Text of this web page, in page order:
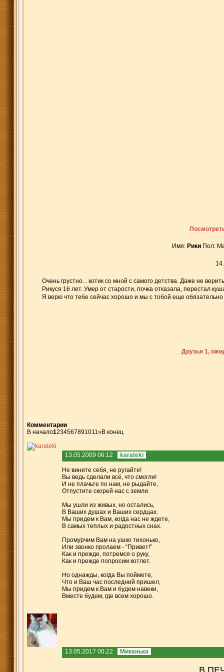
Имя: Рики Пол:
Очень грустно... котик со мной с самого детства. Даже не
Рикуся 16 лет. Умер от старости, почка отказала, перестал
Я верю что тебе сейчас хорошо и мы с тобой еще обязательно
Друзья 1,
Комментарии
В начало1234567891011»В конец
13.05.2009 06:12 karateki
Не вините себя, не ругайте!
Вы ведь сделали всё, что смогли!
И не плачьте по нам, не рыдайте,
Отпустите скорей нас с земли.
Мы ушли из живых, но остались,
В Ваших душах и Ваших сердцах.
Мы придем к Вам, когда нас не ждете,
В самых теплых и радостных снах.
Промурчим Вам на ушко тихонько,
Или звонко пролаем - “Привет!”
Как и прежде, потремся о руку,
Как и прежде попросим котлет.
Но однажды, когда Вы поймете,
Что и Ваш час последний пришел,
Мы придем к Вам и будем навеки,
Вместе будем, где всем хорошо.
13.05.2017 00:22 Миканька
В